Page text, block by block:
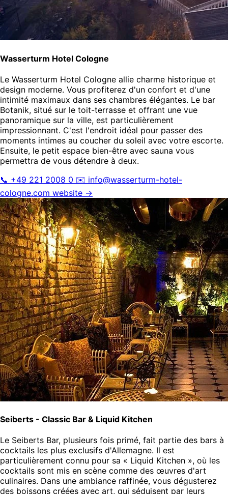
Wasserturm Hotel Cologne
Le Wasserturm Hotel Cologne allie charme historique et
design moderne. Vous profiterez d'un confort et d'une
intimité maximaux dans ses chambres élégantes. Le bar
Botanik, situé sur le toit-terrasse et offrant une vue
panoramique sur la ville, est particulièrement
impressionnant. C'est l'endroit idéal pour passer des
moments intimes au coucher du soleil avec votre escorte.
Ensuite, le petit espace bien-être avec sauna vous
permettra de vous détendre à deux.
📞 +49 221 2008 0 ✉️ info@wasserturm-hotel-
cologne.com website →
Seiberts - Classic Bar & Liquid Kitchen
Le Seiberts Bar, plusieurs fois primé, fait partie des bars à
cocktails les plus exclusifs d'Allemagne. Il est
particulièrement connu pour sa « Liquid Kitchen », où les
cocktails sont mis en scène comme des œuvres d'art
culinaires. Dans une ambiance raffinée, vous dégusterez
des boissons créées avec art, qui séduisent par leurs